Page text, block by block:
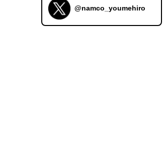
@namco_youmehiro